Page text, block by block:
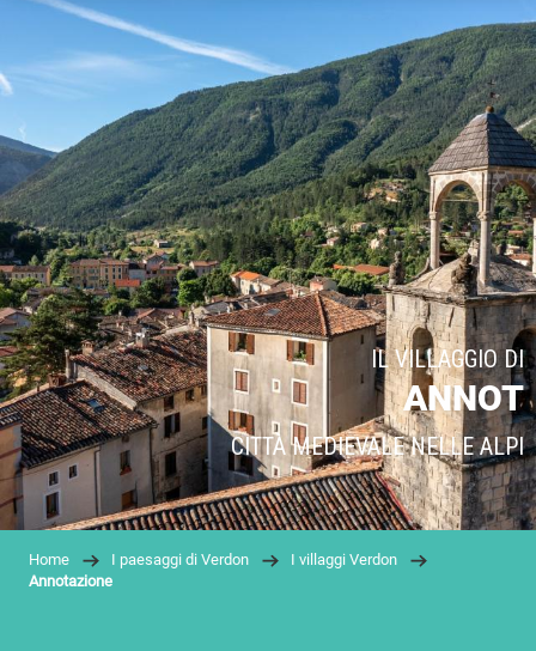
IL VILLAGGIO DI
ANNOT
CITTÀ MEDIEVALE NELLE ALPI
Home I paesaggi di Verdon
I villaggi Verdon
Annotazione